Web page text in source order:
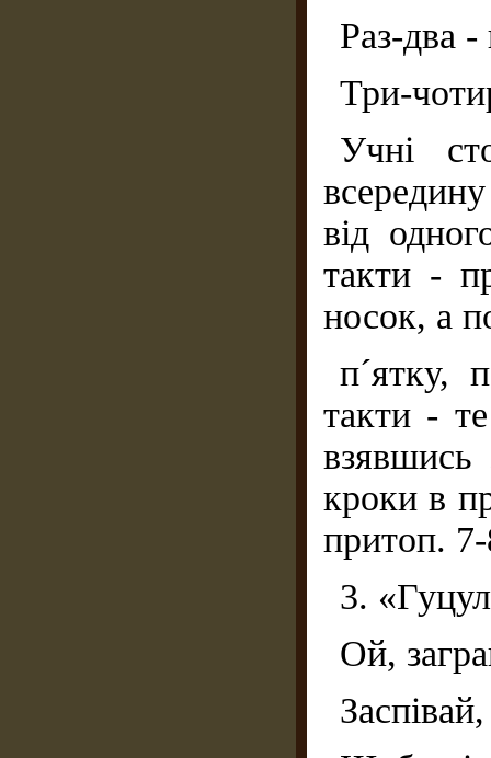
Раз-два
Три-
Учні
від
такти -
носок, а
п´ятку,
такти -
взявшись
кроки в
притоп. 7-
3.
Ой,